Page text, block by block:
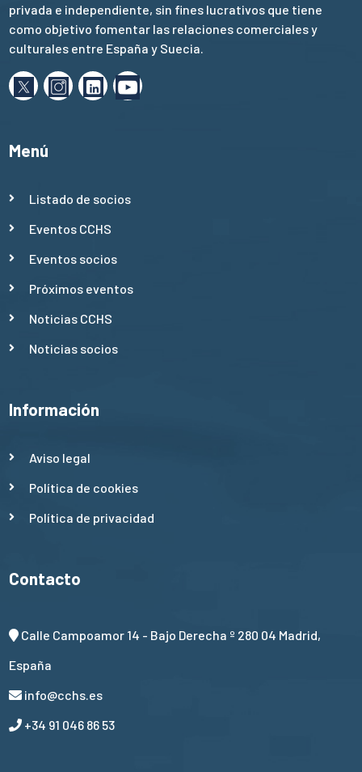
privada e independiente, sin fines lucrativos que tiene
como objetivo fomentar las relaciones comerciales y
culturales entre España y Suecia.
Menú
Listado de socios
Eventos CCHS
Eventos socios
Próximos eventos
Noticias CCHS
Noticias socios
Información
Aviso legal
Política de cookies
Política de privacidad
Contacto
Calle Campoamor 14 - Bajo Derecha º 280 04 Madrid,
España
info@cchs.es
+34 91 046 86 53